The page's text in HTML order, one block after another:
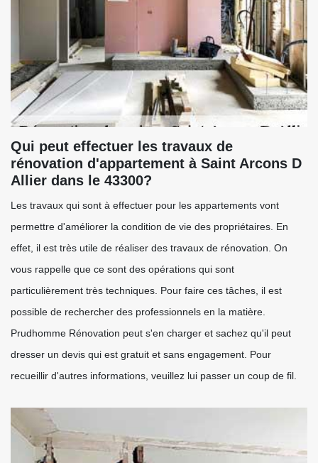
Qui peut effectuer les travaux de
rénovation d'appartement à Saint Arcons D
Allier dans le 43300?
Les travaux qui sont à effectuer pour les appartements vont
permettre d'améliorer la condition de vie des propriétaires. En
effet, il est très utile de réaliser des travaux de rénovation. On
vous rappelle que ce sont des opérations qui sont
particulièrement très techniques. Pour faire ces tâches, il est
possible de rechercher des professionnels en la matière.
Prudhomme Rénovation peut s'en charger et sachez qu'il peut
dresser un devis qui est gratuit et sans engagement. Pour
recueillir d'autres informations, veuillez lui passer un coup de fil.